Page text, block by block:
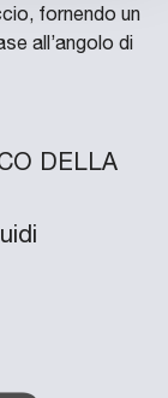
fornendo un
all’angolo di
DELLA